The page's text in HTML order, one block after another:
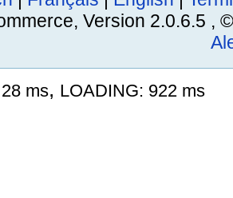
Version 2.0.6.5 ,
ms, LOADING: 922 ms